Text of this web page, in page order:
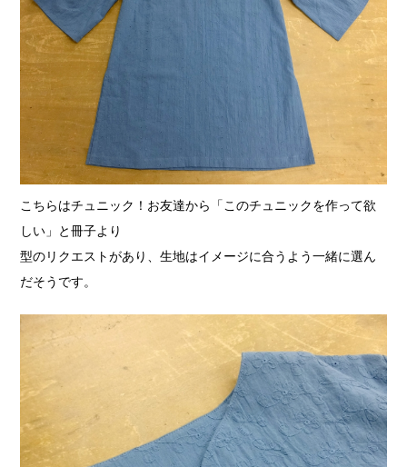
こちらはチュニック！ お友達から「このチュニックを作って欲
しい」と冊子より
型のリクエストがあり、生地はイメージに合うよう一緒に選ん
だそうです。